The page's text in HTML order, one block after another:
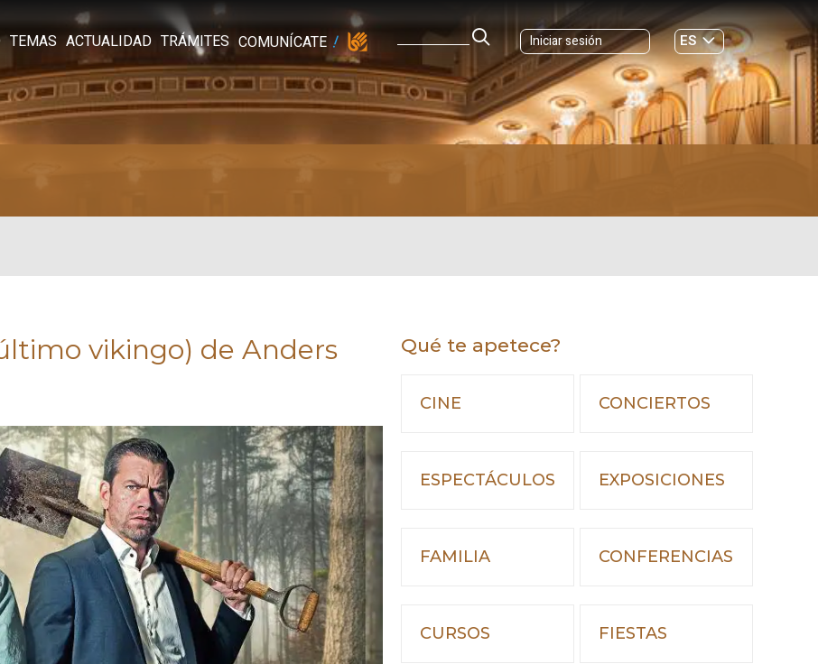
TEMAS ACTUALIDAD TRÁMITES COMUNÍCATE Iniciar sesión
ES
GL
vikingo) de Anders
Qué te apetece?
CINE CONCIERTOS
ESPECTÁCULOS EXPOSICIONES
FAMILIA CONFERENCIAS
CURSOS FIESTAS